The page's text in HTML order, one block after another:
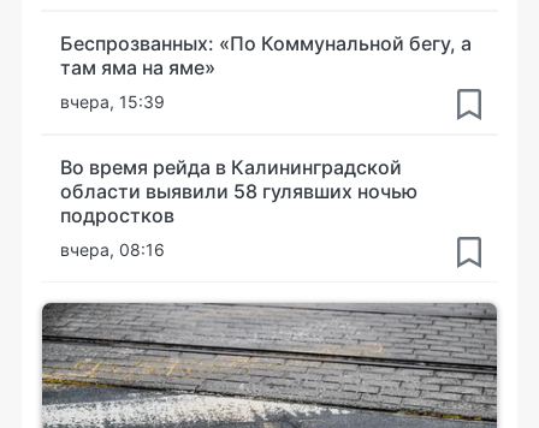
Беспрозванных: «По Коммунальной бегу, а
там яма на яме»
вчера, 15:39
Во время рейда в Калининградской
области выявили 58 гулявших ночью
подростков
вчера, 08:16